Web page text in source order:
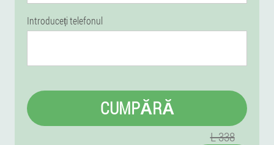
Introduceți telefonul
CUMPĂRĂ
L 338